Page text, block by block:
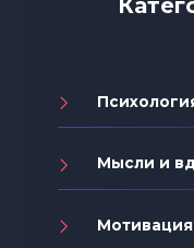
Мысли и
Мотивация